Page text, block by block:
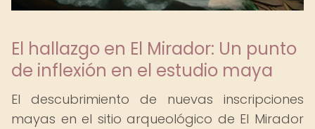
El hallazgo en El Mirador: Un punto
de inflexión en el estudio maya
El descubrimiento de nuevas inscripciones
mayas en el sitio arqueológico de El Mirador